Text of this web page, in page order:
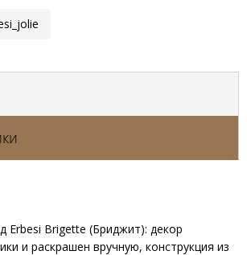
Erbesi Brigette (Бриджит): декор
и раскрашен вручную, конструкция из